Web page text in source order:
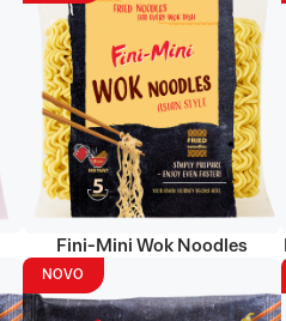
Fini-Mini Wok Noodles
NOVO